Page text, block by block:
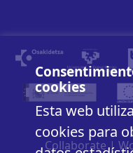
cookies
Esta web utiliza
cookies para
Collaborate|